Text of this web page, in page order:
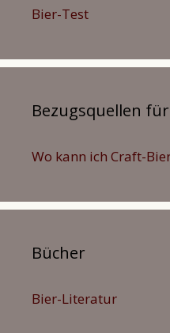
Bier-Test
Bezugsquellen
Wo kann ich Craft-
Bücher
Bier-Literatur